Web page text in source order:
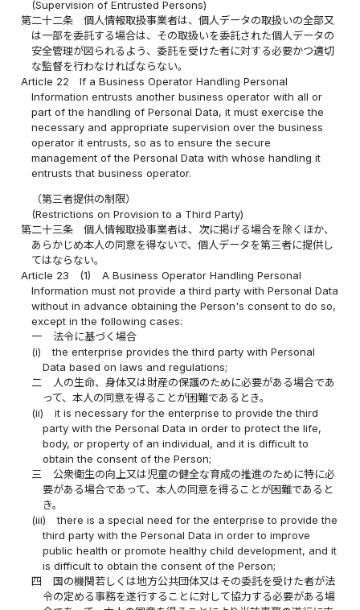
(Supervision of Entrusted Persons)
第二十二条
個人情報取扱事業者は、個人データの取扱いの全部又
は一部を委託する場合は、その取扱いを委託された個人データの
安全管理が図られるよう、委託を受けた者に対する必要かつ適切
な監督を行わなければならない。
Article 22
If a Business Operator Handling Personal
Information entrusts another business operator with all or
part of the handling of Personal Data, it must exercise the
necessary and appropriate supervision over the business
operator it entrusts, so as to ensure the secure
management of the Personal Data with whose handling it
entrusts that business operator.
（第三者提供の制限）
(Restrictions on Provision to a Third Party)
第二十三条
個人情報取扱事業者は、次に掲げる場合を除くほか、
あらかじめ本人の同意を得ないで、個人データを第三者に提供し
てはならない。
Article 23
(1)
A Business Operator Handling Personal
Information must not provide a third party with Personal Data
without in advance obtaining the Person's consent to do so,
except in the following cases:
一
法令に基づく場合
(i)
the enterprise provides the third party with Personal
Data based on laws and regulations;
二
人の生命、身体又は財産の保護のために必要がある場合であ
って、本人の同意を得ることが困難であるとき。
(ii)
it is necessary for the enterprise to provide the third
party with the Personal Data in order to protect the life,
body, or property of an individual, and it is difficult to
obtain the consent of the Person;
三
公衆衛生の向上又は児童の健全な育成の推進のために特に必
要がある場合であって、本人の同意を得ることが困難であると
き。
(iii)
there is a special need for the enterprise to provide the
third party with the Personal Data in order to improve
public health or promote healthy child development, and it
is difficult to obtain the consent of the Person;
四
国の機関若しくは地方公共団体又はその委託を受けた者が法
令の定める事務を遂行することに対して協力する必要がある場